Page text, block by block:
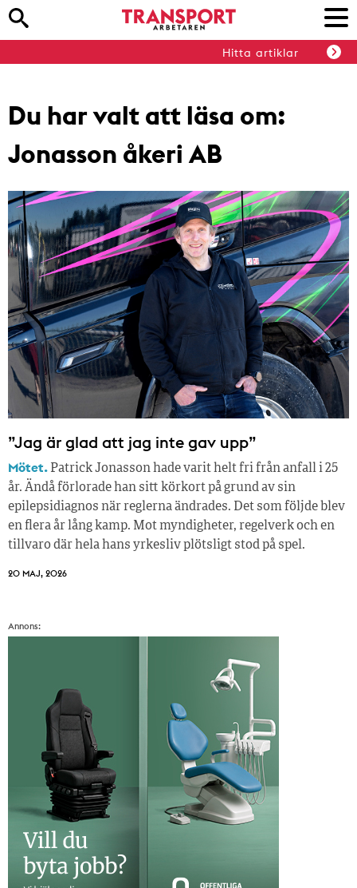
Hitta artiklar
Du har valt att läsa om:
Jonasson åkeri AB
”Jag är glad att jag inte gav upp”
Mötet. Patrick Jonasson hade varit helt fri från anfall i 25
år. Ändå förlorade han sitt körkort på grund av sin
epilepsidiagnos när reglerna ändrades. Det som följde blev
en flera år lång kamp. Mot myndigheter, regelverk och en
tillvaro där hela hans yrkesliv plötsligt stod på spel.
20 MAJ, 2026
Annons: